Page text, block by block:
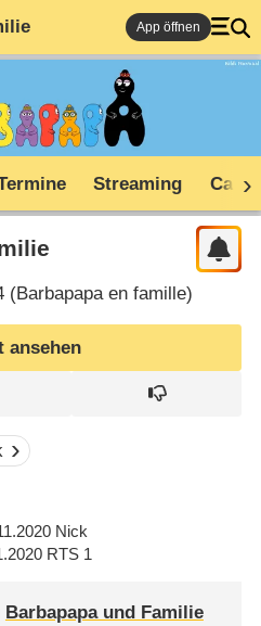
App öffnen
Streaming Cast
(Barbapapa en famille)
ansehen
Nick
RTS 1
Barbapapa und Familie